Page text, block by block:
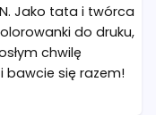
Jako tata i twórca
do druku,
chwilę
bawcie się razem!